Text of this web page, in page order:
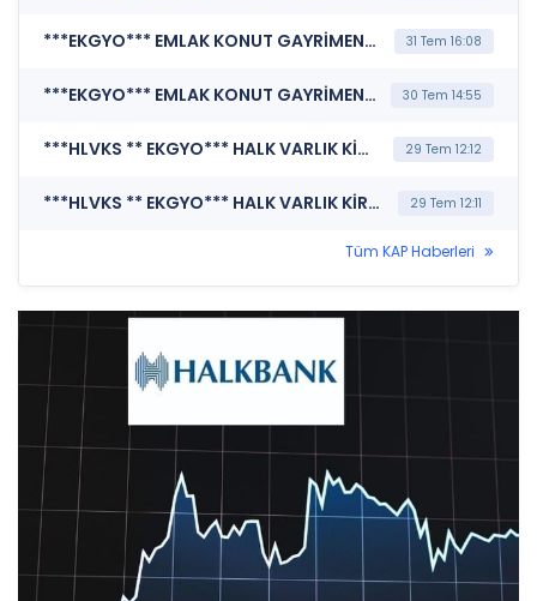
***EKGYO*** EMLAK KONUT GAYRİMENKUL YATIRIM ORTAKLIĞI A.Ş. (Özel Durum Açıklaması (Genel)) 31 Tem 16:08
***EKGYO*** EMLAK KONUT GAYRİMENKUL YATIRIM ORTAKLIĞI A.Ş. (Özel Durum Açıklaması (Genel)) 30 Tem 14:55
***HLVKS ** EKGYO*** HALK VARLIK KİRALAMA A.Ş. (Pay Dışında Sermaye Piyasası Aracı İşlemlerine İlişkin Bildirim (Faizsiz)) 29 Tem 12:12
***HLVKS ** EKGYO*** HALK VARLIK KİRALAMA A.Ş. (Pay Dışında Sermaye Piyasası Aracı İşlemlerine İlişkin Bildirim (Faizsiz)) 29 Tem 12:11
Tüm KAP Haberleri